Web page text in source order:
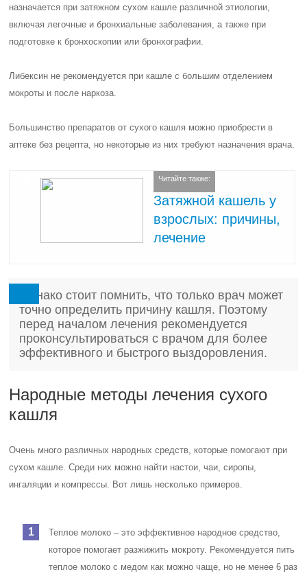
назначается при затяжном сухом кашле различной этиологии,
включая легочные и бронхиальные заболевания, а также при
подготовке к бронхоскопии или бронхографии.
Либексин не рекомендуется при кашле с большим отделением
мокроты и после наркоза.
Большинство препаратов от сухого кашля можно приобрести в
аптеке без рецепта, но некоторые из них требуют назначения врача.
Читайте также:
Затяжной кашель у
взрослых: причины,
лечение
Однако стоит помнить, что только врач может
точно определить причину кашля. Поэтому
перед началом лечения рекомендуется
проконсультироваться с врачом для более
эффективного и быстрого выздоровления.
Народные методы лечения сухого
кашля
Очень много различных народных средств, которые помогают при
сухом кашле. Среди них можно найти настои, чаи, сиропы,
ингаляции и компрессы. Вот лишь несколько примеров.
Теплое молоко – это эффективное народное средство,
которое помогает разжижить мокроту. Рекомендуется пить
теплое молоко с медом как можно чаще, но не менее 6 раз